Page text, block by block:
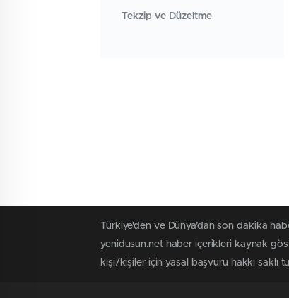
Tekzip ve Düzeltme
Türkiye'den ve Dünya’dan son dakika
yenidusun.net haber içerikleri kaynak
kişi/kişiler için yasal başvuru hakkı saklı